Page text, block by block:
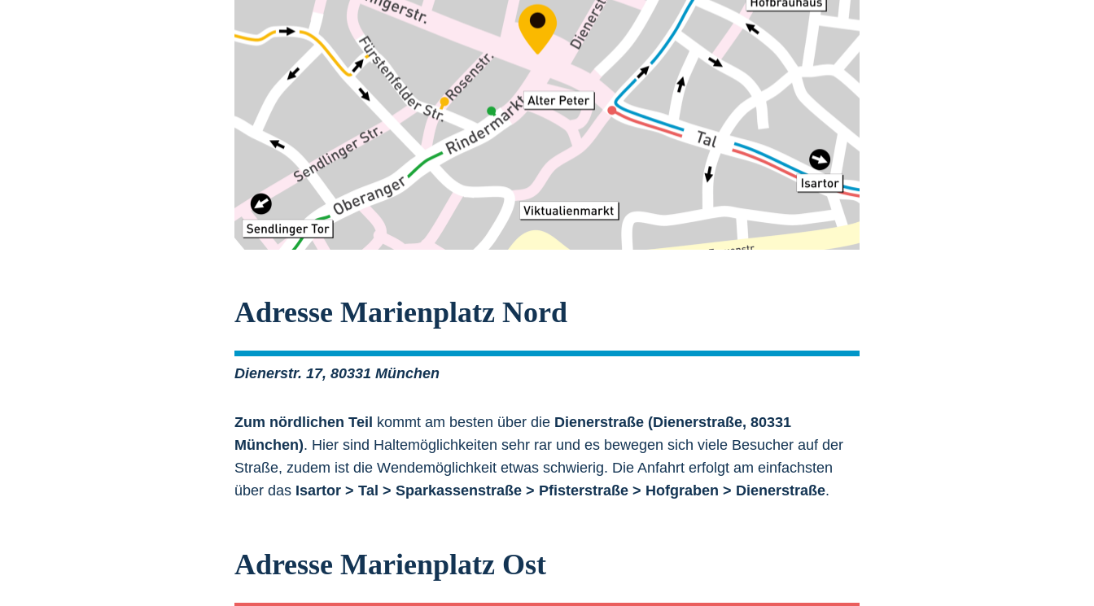
Adresse Marienplatz Nord
Dienerstr. 17, 80331 München
Zum nördlichen Teil kommt am besten über die Dienerstraße (Dienerstraße, 80331
München). Hier sind Haltemöglichkeiten sehr rar und es bewegen sich viele Besucher auf der
Straße, zudem ist die Wendemöglichkeit etwas schwierig. Die Anfahrt erfolgt am einfachsten
über das Isartor > Tal > Sparkassenstraße > Pfisterstraße > Hofgraben > Dienerstraße.
Adresse Marienplatz Ost